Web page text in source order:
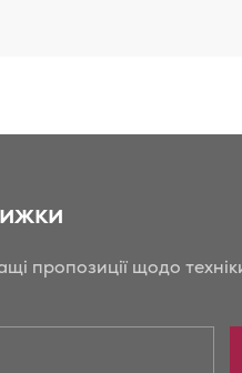
пропозиції щодо